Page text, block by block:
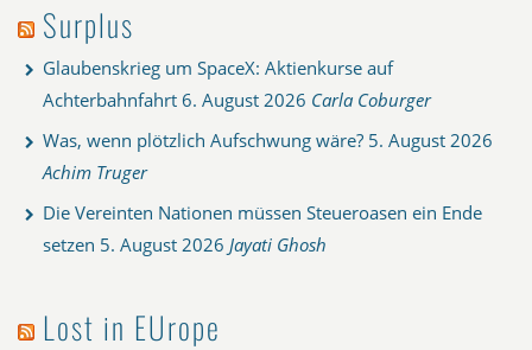
Surplus
Glaubenskrieg um SpaceX: Aktienkurse auf
Achterbahnfahrt 6. August 2026 Carla Coburger
Was, wenn plötzlich Aufschwung wäre? 5. August 2026
Achim Truger
Die Vereinten Nationen müssen Steueroasen ein Ende
setzen 5. August 2026 Jayati Ghosh
Lost in EUrope